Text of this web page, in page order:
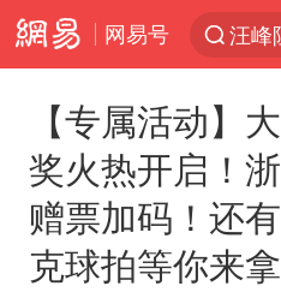
网易号
汪峰
【专属活动】
奖火热开启！
赠票加码！还
克球拍等你来拿